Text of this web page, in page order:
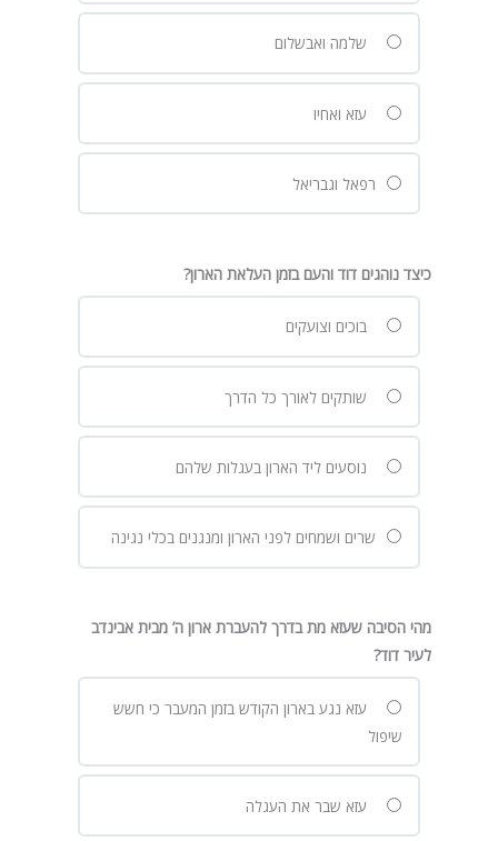
שלמה ואבשלום
עזא ואחיו
רפאל וגבריאל
כיצד נוהגים דוד והעם בזמן העלאת הארון?
בוכים וצועקים
שותקים לאורך כל הדרך
נוסעים ליד הארון בעגלות שלהם
שרים ושמחים לפני הארון ומנגנים בכלי נגינה
מהי הסיבה שעזא מת בדרך להעברת ארון ה’ מבית אבינדב
לעיר דוד?
עזא נגע בארון הקודש בזמן המעבר כי חשש
שיפול
עזא שבר את העגלה